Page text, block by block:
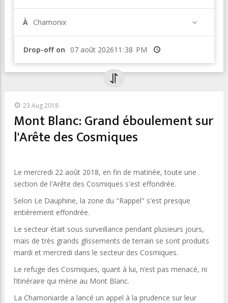
À Chamonix
Drop-off on Heure
23 Aug 2018
Mont Blanc: Grand éboulement sur
l'Arête des Cosmiques
Le mercredi 22 août 2018, en fin de matinée, toute une
section de l'Arête des Cosmiques s'est effondrée.
Selon Le Dauphine, la zone du "Rappel" s'est presque
entièrement effondrée.
Le secteur était sous surveillance pendant plusieurs jours,
mais de très grands glissements de terrain se sont produits
mardi et mercredi dans le secteur des Cosmiques.
Le refuge des Cosmiques, quant à lui, n’est pas menacé, ni
l’itinéraire qui mène au Mont Blanc.
La Chamoniarde a lancé un appel à la prudence sur leur